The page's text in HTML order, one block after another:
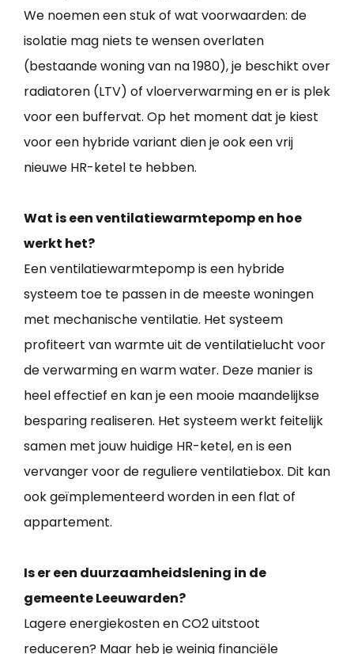
We noemen een stuk of wat voorwaarden: de
isolatie mag niets te wensen overlaten
(bestaande woning van na 1980), je beschikt over
radiatoren (LTV) of vloerverwarming en er is plek
voor een buffervat. Op het moment dat je kiest
voor een hybride variant dien je ook een vrij
nieuwe HR-ketel te hebben.
Wat is een ventilatiewarmtepomp en hoe
werkt het?
Een ventilatiewarmtepomp is een hybride
systeem toe te passen in de meeste woningen
met mechanische ventilatie. Het systeem
profiteert van warmte uit de ventilatielucht voor
de verwarming en warm water. Deze manier is
heel effectief en kan je een mooie maandelijkse
besparing realiseren. Het systeem werkt feitelijk
samen met jouw huidige HR-ketel, en is een
vervanger voor de reguliere ventilatiebox. Dit kan
ook geïmplementeerd worden in een flat of
appartement.
Is er een duurzaamheidslening in de
gemeente Leeuwarden?
Lagere energiekosten en CO2 uitstoot
reduceren? Maar heb je weinig financiële